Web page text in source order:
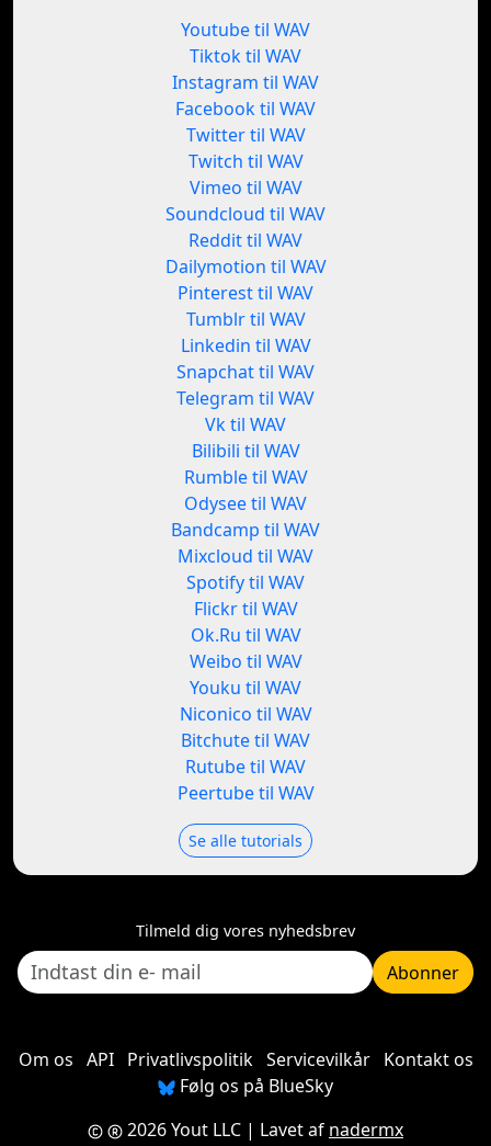
Youtube til WAV
Tiktok til WAV
Instagram til WAV
Facebook til WAV
Twitter til WAV
Twitch til WAV
Vimeo til WAV
Soundcloud til WAV
Reddit til WAV
Dailymotion til WAV
Pinterest til WAV
Tumblr til WAV
Linkedin til WAV
Snapchat til WAV
Telegram til WAV
Vk til WAV
Bilibili til WAV
Rumble til WAV
Odysee til WAV
Bandcamp til WAV
Mixcloud til WAV
Spotify til WAV
Flickr til WAV
Ok.Ru til WAV
Weibo til WAV
Youku til WAV
Niconico til WAV
Bitchute til WAV
Rutube til WAV
Peertube til WAV
Se alle tutorials
Tilmeld dig vores nyhedsbrev
Abonner
Om os API Privatlivspolitik Servicevilkår
Kontakt os
Følg os på BlueSky
2026 Yout LLC | Lavet af nadermx